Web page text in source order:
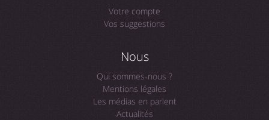
Votre compte
Vos suggestions
Nous
Qui sommes-nous ?
Mentions légales
Les médias en parlent
Actualités